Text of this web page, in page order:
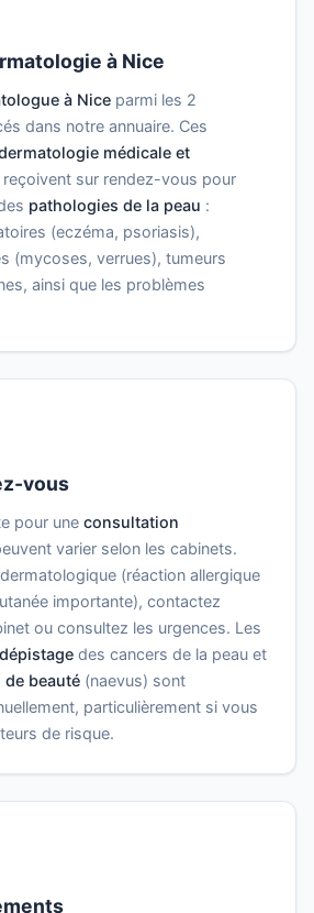
à Nice
à Nice parmi les 2
dans notre annuaire. Ces
médicale et
sur rendez-vous pour
pathologies de la peau :
(eczéma, psoriasis),
(mycoses, verrues), tumeurs
ainsi que les problèmes
vous
pour une consultation
varier selon les cabinets.
(réaction allergique
importante), contactez
ou consultez les urgences. Les
des cancers de la peau et
de beauté (naevus) sont
particulièrement si vous
de risque.